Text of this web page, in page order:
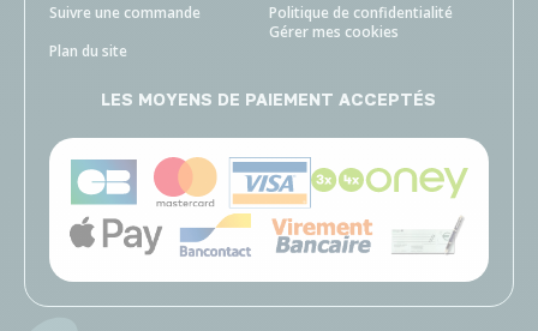
Suivre une commande
Plan du site
Politique de confidentialité
Gérer mes cookies
LES MOYENS DE PAIEMENT ACCEPTÉS